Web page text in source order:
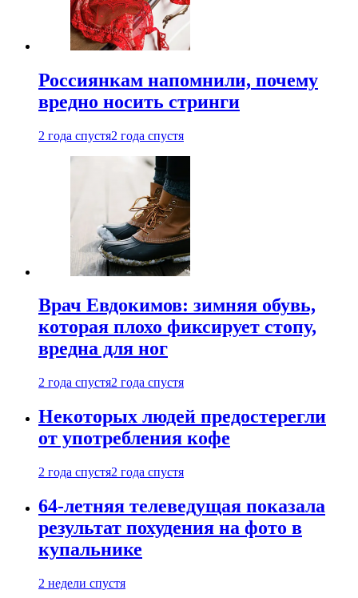
Россиянкам напомнили, почему
вредно носить стринги
2 года спустя2 года спустя
Врач Евдокимов: зимняя обувь,
которая плохо фиксирует стопу,
вредна для ног
2 года спустя2 года спустя
Некоторых людей предостерегли
от употребления кофе
2 года спустя2 года спустя
64-летняя телеведущая показала
результат похудения на фото в
купальнике
2 недели спустя